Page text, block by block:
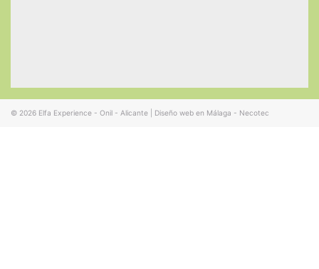
© 2026 Elfa Experience - Onil - Alicante Diseño web en Málaga - Necotec